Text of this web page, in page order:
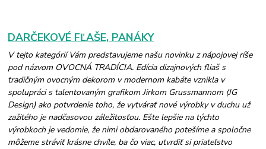
DARČEKOVÉ FĽAŠE, PANÁKY
V tejto kategórií Vám predstavujeme našu novinku z nápojovej ríše
pod názvom OVOCNÁ TRADÍCIA. Edícia dizajnových fliaš s
tradičným ovocným dekorom v modernom kabáte vznikla v
spolupráci s talentovaným grafikom Jirkom Grussmannom (JG
Design) ako potvrdenie toho, že vytvárať nové výrobky v duchu už
zažitého je nadčasovou záležitosťou. Ešte lepšie na týchto
výrobkoch je vedomie, že nimi obdarovaného potešíme a spoločne
môžeme stráviť krásne chvíle, ba čo viac, utvrdiť si priateľstvo